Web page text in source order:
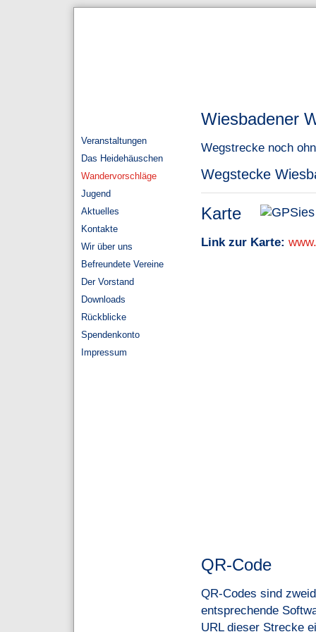
Veranstaltungen
Das Heidehäuschen
Wandervorschläge
Jugend
Aktuelles
Kontakte
Wir über uns
Befreundete Vereine
Der Vorstand
Downloads
Rückblicke
Spendenkonto
Impressum
Wiesbadener
Wegstrecke noch
Wegstecke
Karte
Link zur Karte:
QR-Code
QR-Codes sind
entsprechende
URL dieser Strecke